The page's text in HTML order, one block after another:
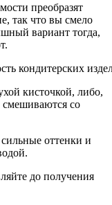
преобразят
так что вы смело
вариант тогда,
кондитерских
кисточкой, либо,
смешиваются со
оттенки и
до получения